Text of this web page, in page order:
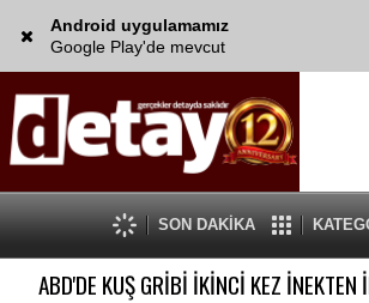
Android uygulamamız
Google Play'de mevcut
SON DAKİKA
ABD'DE KUŞ GRİBİ İKİNCİ KEZ İNEKTEN